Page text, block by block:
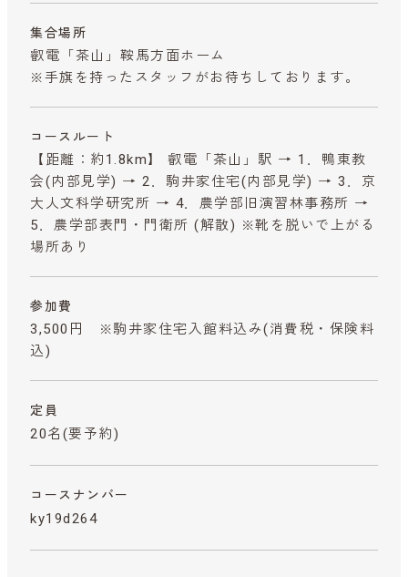
集合場所
叡電「茶山」鞍馬方面ホーム
※手旗を持ったスタッフがお待ちしております。
コースルート
【距離：約1.8km】 叡電「茶山」駅 → 1．鴨東教
会(内部見学) → 2．駒井家住宅(内部見学) → 3．京
大人文科学研究所 → 4．農学部旧演習林事務所 →
5．農学部表門・門衛所 (解散) ※靴を脱いで上がる
場所あり
参加費
3,500円 ※駒井家住宅入館料込み(消費税・保険料
込)
定員
20名(要予約)
コースナンバー
ky19d264